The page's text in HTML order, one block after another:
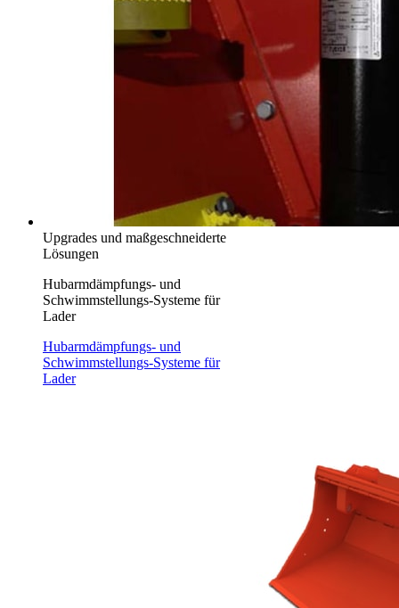
Upgrades und maßgeschneiderte
Lösungen
Hubarmdämpfungs- und
Schwimmstellungs-Systeme für
Lader
Hubarmdämpfungs- und
Schwimmstellungs-Systeme für
Lader